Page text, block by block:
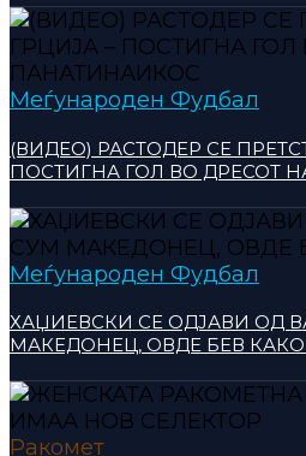
Меѓународен Фудбал
(ВИДЕО) РАСТОДЕР СЕ
ПОСТИГНА ГОЛ ВО ДРЕСОТ
Меѓународен Фудбал
ХАЏИЕВСКИ СЕ ОДЈАВИ ОД
МАКЕДОНЕЦ, ОВДЕ БЕВ
Ракомет